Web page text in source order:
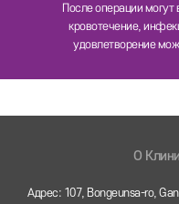
После операции могут
кровотечение,
удовлетворение
O
Адрес: 107, Bongeunsa-ro,